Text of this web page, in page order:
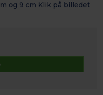
og 9 cm Klik på billedet